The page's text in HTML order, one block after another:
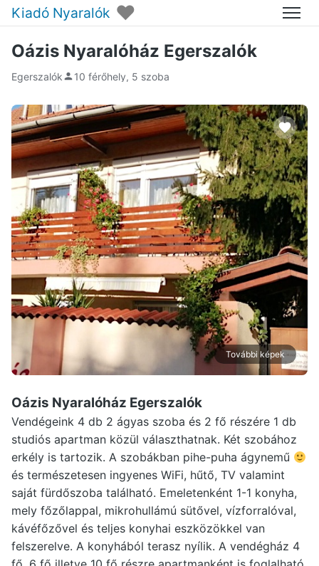
Kiadó Nyaralók ♥ Menü
Oázis Nyaralóház Egerszalók
Egerszalók 10 férőhely, 5 szoba
További képek
Oázis Nyaralóház Egerszalók
Vendégeink 4 db 2 ágyas szoba és 2 fő részére 1 db
studiós apartman közül választhatnak. Két szobához
erkély is tartozik. A szobákban pihe-puha ágynemű
és természetesen ingyenes WiFi, hűtő, TV valamint
saját fürdőszoba található. Emeletenként 1-1 konyha,
mely főzőlappal, mikrohullámú sütővel, vízforralóval,
kávéfőzővel és teljes konyhai eszközökkel van
felszerelve. A konyhából terasz nyílik. A vendégház 4